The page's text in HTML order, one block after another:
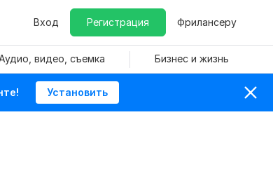
Вход Регистрация Фрилансеру
видео, съемка Бизнес и жизнь
Установить